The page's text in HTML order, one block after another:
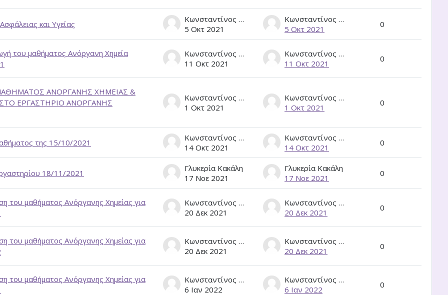
και Υγείας
Κωνσταντίνος Κορδάτος
5 Οκτ 2021
Κωνσταντίνος Κορδάτος
5 Οκτ 2021
0
του μαθήματος Ανόργανη Χημεία
Κωνσταντίνος Κορδάτος
11 Οκτ 2021
Κωνσταντίνος Κορδάτος
11 Οκτ 2021
0
ΑΝΟΡΓΑΝΗΣ ΧΗΜΕΙΑΣ &
ΕΡΓΑΣΤΗΡΙΟ ΑΝΟΡΓΑΝΗΣ
Κωνσταντίνος Κορδάτος
1 Οκτ 2021
Κωνσταντίνος Κορδάτος
1 Οκτ 2021
0
της 15/10/2021
Κωνσταντίνος Κορδάτος
14 Οκτ 2021
Κωνσταντίνος Κορδάτος
14 Οκτ 2021
0
18/11/2021
Γλυκερία Κακάλη
17 Νοε 2021
Γλυκερία Κακάλη
17 Νοε 2021
0
του μαθήματος Ανόργανης Χημείας για
Κωνσταντίνος Κορδάτος
20 Δεκ 2021
Κωνσταντίνος Κορδάτος
20 Δεκ 2021
0
του μαθήματος Ανόργανης Χημείας για
Κωνσταντίνος Κορδάτος
20 Δεκ 2021
Κωνσταντίνος Κορδάτος
20 Δεκ 2021
0
του μαθήματος Ανόργανης Χημείας για
Κωνσταντίνος Κορδάτος
6 Ιαν 2022
Κωνσταντίνος Κορδάτος
6 Ιαν 2022
0